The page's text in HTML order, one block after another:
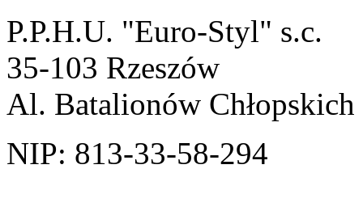
P.P.H.U. "Euro-Styl" s.c.
35-103 Rzeszów
Al. Batalionów
NIP: 813-33-58-294